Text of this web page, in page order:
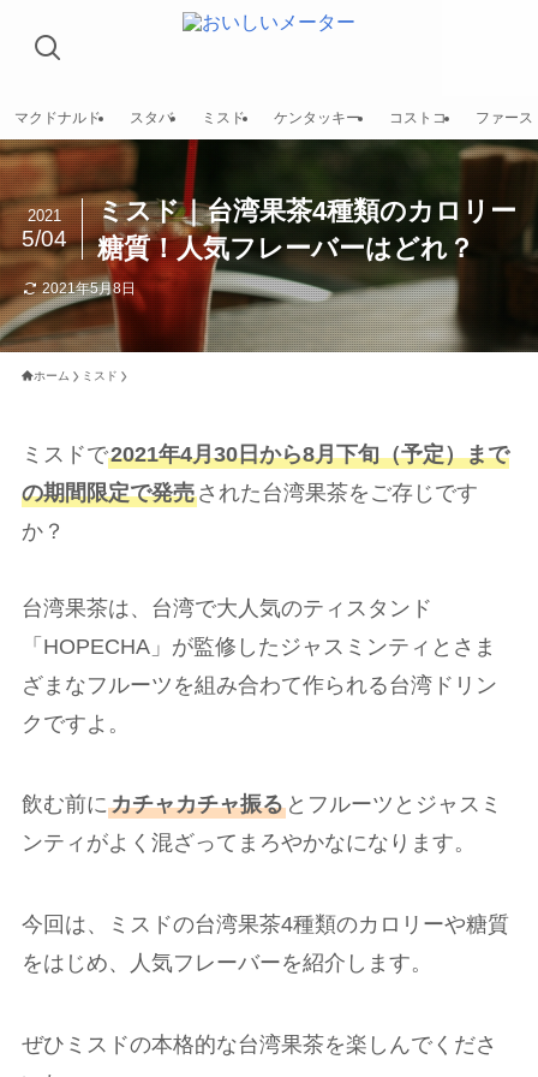
マクドナルド スタバ ミスド ケンタッキー コストコ ファース
ミスド｜台湾果茶4種類のカロリー
糖質！人気フレーバーはどれ？
2021
5/04
2021年5月8日
ホーム ミスド
ミスドで2021年4月30日から8月下旬（予定）まで
の期間限定で発売された台湾果茶をご存じです
か？
台湾果茶は、台湾で大人気のティスタンド
「HOPECHA」が監修したジャスミンティとさま
ざまなフルーツを組み合わて作られる台湾ドリン
クですよ。
飲む前にカチャカチャ振るとフルーツとジャスミ
ンティがよく混ざってまろやかなになります。
今回は、ミスドの台湾果茶4種類のカロリーや糖質
をはじめ、人気フレーバーを紹介します。
ぜひミスドの本格的な台湾果茶を楽しんでくださ